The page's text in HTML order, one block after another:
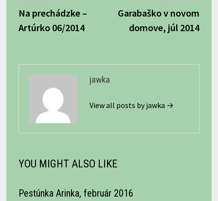
v
post:
Na prechádzke –
Artúrko 06/2014
Garabaško v novom
domove, júl 2014
jawka
View all posts by jawka →
YOU MIGHT ALSO LIKE
Pestúnka Arinka, február 2016